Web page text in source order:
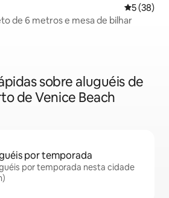
5 de uma
5 (38)
de 6 metros e mesa de bilhar
sobre aluguéis de
de Venice Beach
por temporada
por temporada nesta cidade